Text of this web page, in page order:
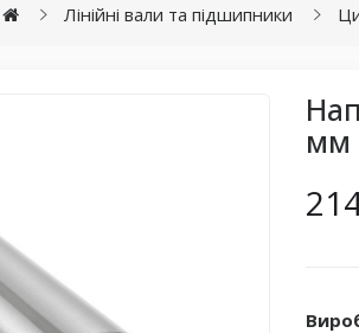
Лінійні вали та підшипники
мм